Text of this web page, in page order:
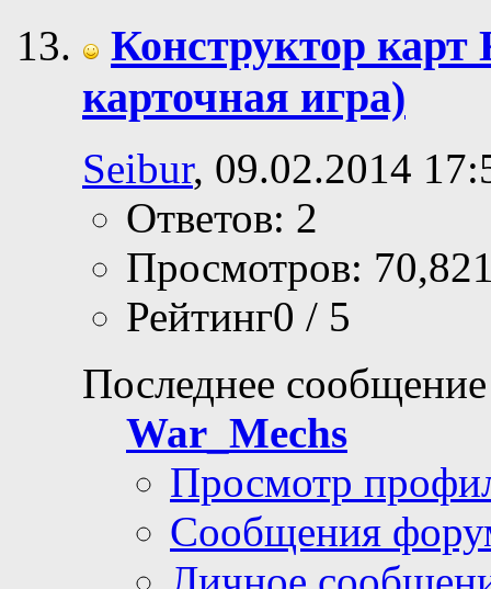
Конструктор
карточная игра)
Seibur, 09.02.2014
Ответов: 2
Просмотров:
Рейтинг0 / 5
Последнее
War_Mechs
Просмотр
Сообщения